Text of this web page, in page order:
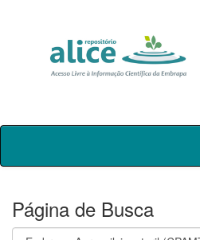
Skip
Página de Busca